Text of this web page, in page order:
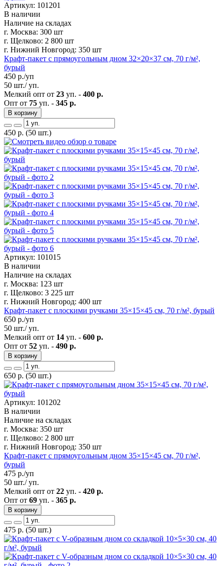
Артикул: 101201
В наличии
Наличие на складах
г. Москва: 300 шт
г. Щелково: 2 800 шт
г. Нижний Новгород: 350 шт
Крафт-пакет с прямоугольным дном 32×20×37 см, 70 г/м²,
бурый
450 р./уп
50 шт./ уп.
Мелкий опт от 23 уп. - 400 р.
Опт от 75 уп. - 345 р.
В корзину
450 р. (50 шт.)
Артикул: 101015
В наличии
Наличие на складах
г. Москва: 123 шт
г. Щелково: 3 225 шт
г. Нижний Новгород: 400 шт
Крафт-пакет с плоскими ручками 35×15×45 см, 70 г/м², бурый
650 р./уп
50 шт./ уп.
Мелкий опт от 14 уп. - 600 р.
Опт от 52 уп. - 490 р.
В корзину
650 р. (50 шт.)
Артикул: 101202
В наличии
Наличие на складах
г. Москва: 350 шт
г. Щелково: 2 800 шт
г. Нижний Новгород: 350 шт
Крафт-пакет с прямоугольным дном 35×15×45 см, 70 г/м²,
бурый
475 р./уп
50 шт./ уп.
Мелкий опт от 22 уп. - 420 р.
Опт от 69 уп. - 365 р.
В корзину
475 р. (50 шт.)